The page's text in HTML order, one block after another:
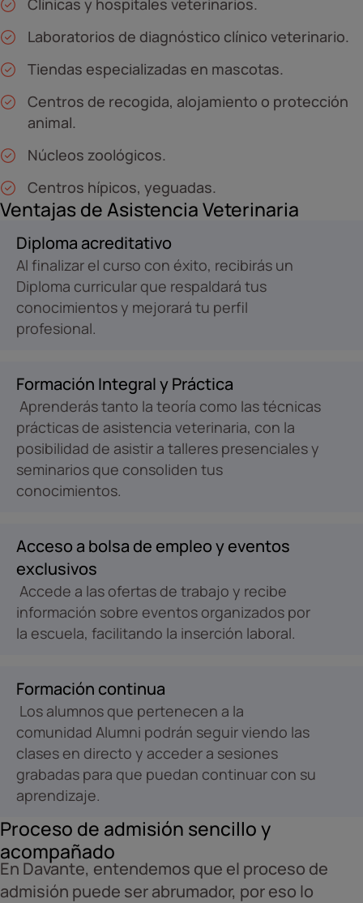
Laboratorios de diagnóstico clínico veterinario.
Tiendas especializadas en mascotas.
Centros de recogida, alojamiento o protección
animal.
Núcleos zoológicos.
Centros hípicos, yeguadas.
Ventajas de Asistencia Veterinaria
Diploma acreditativo
Al finalizar el curso con éxito, recibirás un
Diploma curricular que respaldará tus
conocimientos y mejorará tu perfil
profesional.
Formación Integral y Práctica
Aprenderás tanto la teoría como las técnicas
prácticas de asistencia veterinaria, con la
posibilidad de asistir a talleres presenciales y
seminarios que consoliden tus
conocimientos.
Acceso a bolsa de empleo y eventos
exclusivos
Accede a las ofertas de trabajo y recibe
información sobre eventos organizados por
la escuela, facilitando la inserción laboral.
Formación continua
Los alumnos que pertenecen a la
comunidad Alumni podrán seguir viendo las
clases en directo y acceder a sesiones
grabadas para que puedan continuar con su
aprendizaje.
Proceso de admisión sencillo y
acompañado
En Davante, entendemos que el proceso de
admisión puede ser abrumador, por eso lo